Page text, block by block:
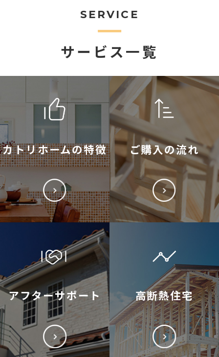
SERVICE
サービス一覧
カトリホームの特徴 ご購入の流れ
アフターサポート 高断熱住宅